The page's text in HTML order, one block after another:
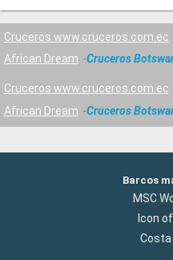
Cruceros www.cruceros.com.ec
African Dream
Cruceros
Cruceros www.cruceros.com.ec
African Dream
Cruceros
Barcos
MSC
Icon